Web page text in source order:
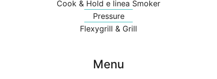
Cook & Hold e linea Smoker
Pressure
Flexygrill & Grill
Menu